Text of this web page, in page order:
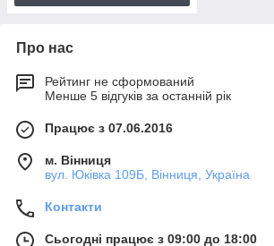
Про нас
Рейтинг не сформований
Менше 5 відгуків за останній рік
Працює з 07.06.2016
м. Вінниця
вул. Юківка 109Б, Вінниця, Україна
Контакти
Сьогодні працює з 09:00 до 18:00